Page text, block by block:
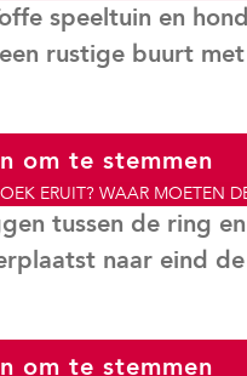
speeltuin en
rustige buurt
om te stemmen
ERUIT? WAAR MOETEN
tussen de ring
naar eind
om te stemmen